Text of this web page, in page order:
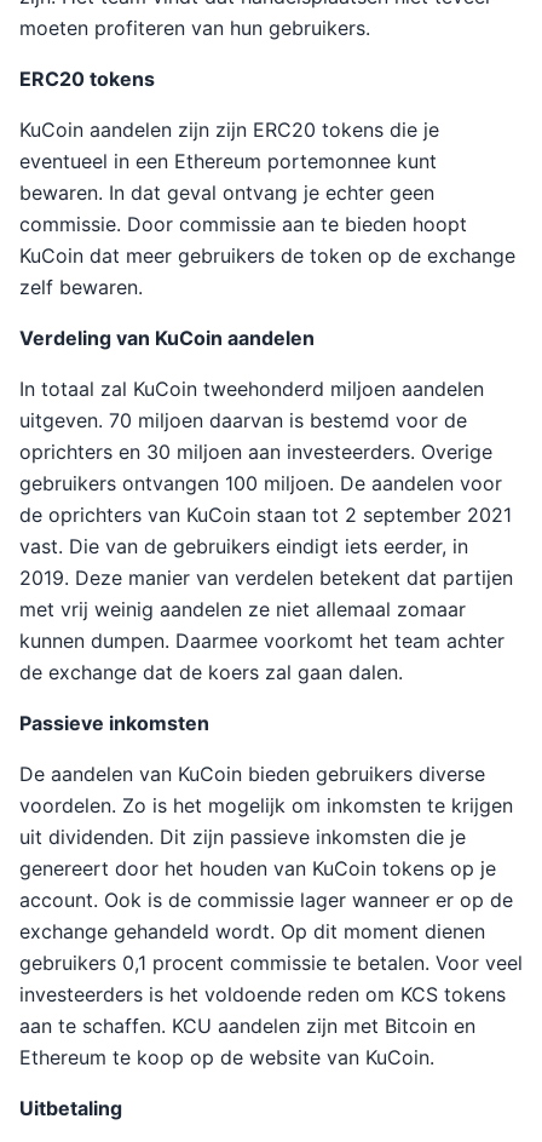
moeten profiteren van hun gebruikers.
ERC20 tokens
KuCoin aandelen zijn zijn ERC20 tokens die je
eventueel in een Ethereum portemonnee kunt
bewaren. In dat geval ontvang je echter geen
commissie. Door commissie aan te bieden hoopt
KuCoin dat meer gebruikers de token op de exchange
zelf bewaren.
Verdeling van KuCoin aandelen
In totaal zal KuCoin tweehonderd miljoen aandelen
uitgeven. 70 miljoen daarvan is bestemd voor de
oprichters en 30 miljoen aan investeerders. Overige
gebruikers ontvangen 100 miljoen. De aandelen voor
de oprichters van KuCoin staan tot 2 september 2021
vast. Die van de gebruikers eindigt iets eerder, in
2019. Deze manier van verdelen betekent dat partijen
met vrij weinig aandelen ze niet allemaal zomaar
kunnen dumpen. Daarmee voorkomt het team achter
de exchange dat de koers zal gaan dalen.
Passieve inkomsten
De aandelen van KuCoin bieden gebruikers diverse
voordelen. Zo is het mogelijk om inkomsten te krijgen
uit dividenden. Dit zijn passieve inkomsten die je
genereert door het houden van KuCoin tokens op je
account. Ook is de commissie lager wanneer er op de
exchange gehandeld wordt. Op dit moment dienen
gebruikers 0,1 procent commissie te betalen. Voor veel
investeerders is het voldoende reden om KCS tokens
aan te schaffen. KCU aandelen zijn met Bitcoin en
Ethereum te koop op de website van KuCoin.
Uitbetaling